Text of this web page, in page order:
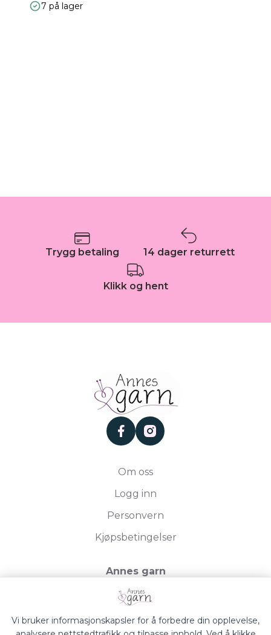
7 på lager
Trygg betaling 14 dager returrett
Klikk og hent
facebookinstagram
Om oss
Logg inn
Personvern
Kjøpsbetingelser
Annes garn
Storgata 19, 2750 Gran
Org.nr. 994050613
Vi bruker informasjonskapsler for å forbedre din opplevelse,